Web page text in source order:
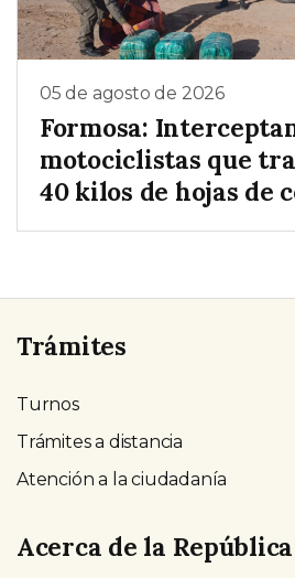
05 de agosto de 2026
Formosa:
motociclistas que
40 kilos de hojas de
Trámites
Turnos
Trámites a distancia
Atención a la ciudadanía
Acerca de la